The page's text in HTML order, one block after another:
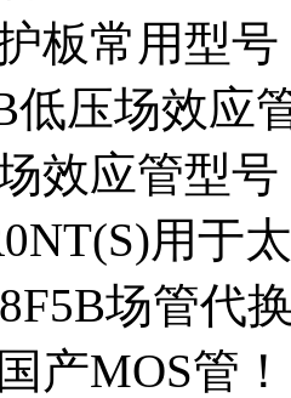
板常用型号
低压场效应
效应管型
用于
场管代
产MOS管！